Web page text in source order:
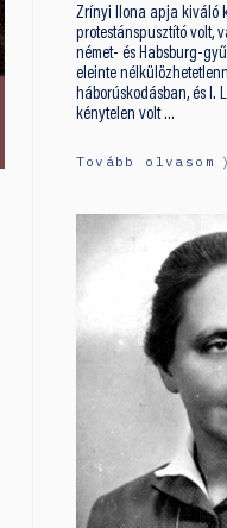
Zrínyi Ilona apja kiváló
protestánspusztító volt,
német- és Habsburg-
eleinte
háborúskodásban, és I.
kénytelen volt …
Tovább olvasom